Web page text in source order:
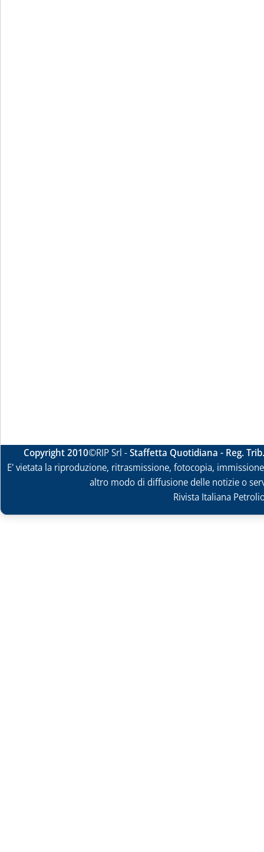
Copyright 2010©RIP Srl -Staffetta Quotidiana - Reg.
E' vietata la riproduzione, ritrasmissione, fotocopia,
altro modo di diffusione delle notizie o
Rivista Italiana